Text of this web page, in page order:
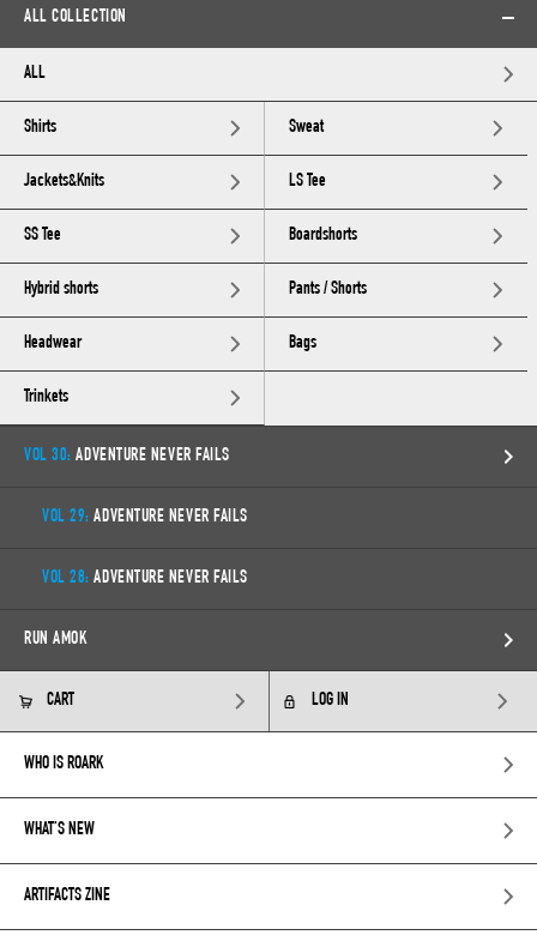
ALL COLLECTION
ALL
Shirts Sweat
Jackets&Knits LS Tee
SS Tee Boardshorts
Hybrid shorts Pants / Shorts
Headwear Bags
Trinkets
VOL 30: ADVENTURE NEVER FAILS
VOL 29: ADVENTURE NEVER FAILS
VOL 28: ADVENTURE NEVER FAILS
RUN AMOK
CART LOG IN
WHO IS ROARK
WHAT’S NEW
ARTIFACTS ZINE